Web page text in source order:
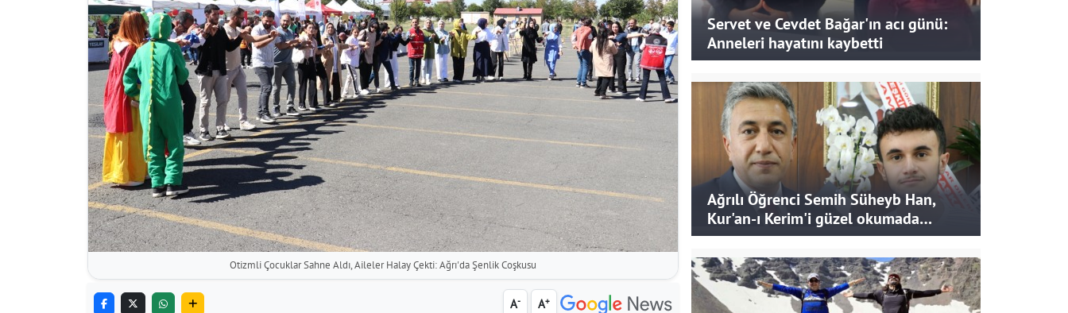
Otizmli Çocuklar Sahne Aldı, Aileler Halay Çekti: Ağrı'da Şenlik Coşkusu
A- A+
Servet ve Cevdet Bağar'ın acı günü:
Anneleri hayatını kaybetti
Ağrılı Öğrenci Semih Süheyb Han,
Kur'an-ı Kerim'i güzel okumada
Türkiye ikincisi oldu